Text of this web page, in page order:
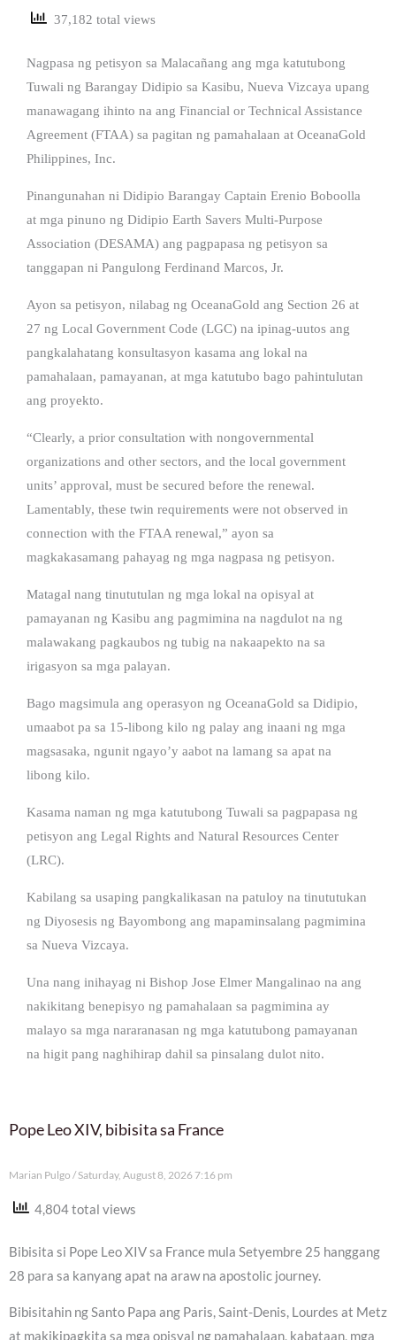
37,182 total views
Nagpasa ng petisyon sa Malacañang ang mga katutubong
Tuwali ng Barangay Didipio sa Kasibu, Nueva Vizcaya upang
manawagang ihinto na ang Financial or Technical Assistance
Agreement (FTAA) sa pagitan ng pamahalaan at OceanaGold
Philippines, Inc.
Pinangunahan ni Didipio Barangay Captain Erenio Boboolla
at mga pinuno ng Didipio Earth Savers Multi-Purpose
Association (DESAMA) ang pagpapasa ng petisyon sa
tanggapan ni Pangulong Ferdinand Marcos, Jr.
Ayon sa petisyon, nilabag ng OceanaGold ang Section 26 at
27 ng Local Government Code (LGC) na ipinag-uutos ang
pangkalahatang konsultasyon kasama ang lokal na
pamahalaan, pamayanan, at mga katutubo bago pahintulutan
ang proyekto.
“Clearly, a prior consultation with nongovernmental
organizations and other sectors, and the local government
units’ approval, must be secured before the renewal.
Lamentably, these twin requirements were not observed in
connection with the FTAA renewal,” ayon sa
magkakasamang pahayag ng mga nagpasa ng petisyon.
Matagal nang tinututulan ng mga lokal na opisyal at
pamayanan ng Kasibu ang pagmimina na nagdulot na ng
malawakang pagkaubos ng tubig na nakaapekto na sa
irigasyon sa mga palayan.
Bago magsimula ang operasyon ng OceanaGold sa Didipio,
umaabot pa sa 15-libong kilo ng palay ang inaani ng mga
magsasaka, ngunit ngayo’y aabot na lamang sa apat na
libong kilo.
Kasama naman ng mga katutubong Tuwali sa pagpapasa ng
petisyon ang Legal Rights and Natural Resources Center
(LRC).
Kabilang sa usaping pangkalikasan na patuloy na tinututukan
ng Diyosesis ng Bayombong ang mapaminsalang pagmimina
sa Nueva Vizcaya.
Una nang inihayag ni Bishop Jose Elmer Mangalinao na ang
nakikitang benepisyo ng pamahalaan sa pagmimina ay
malayo sa mga nararanasan ng mga katutubong pamayanan
na higit pang naghihirap dahil sa pinsalang dulot nito.
Pope Leo XIV, bibisita sa France
Marian Pulgo Saturday, August 8, 2026 7:16 pm
4,804 total views
Bibisita si Pope Leo XIV sa France mula Setyembre 25 hanggang
28 para sa kanyang apat na araw na apostolic journey.
Bibisitahin ng Santo Papa ang Paris, Saint-Denis, Lourdes at Metz
at makikipagkita sa mga opisyal ng pamahalaan, kabataan, mga